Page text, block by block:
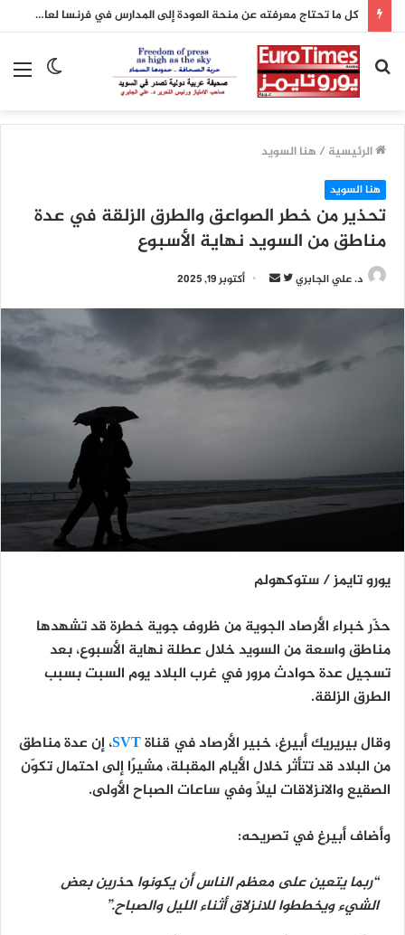
كل ما تحتاج معرفته عن منحة العودة إلى المدارس في فرنسا لعام 2026
الوضع
بحث
عن
الرئيسية / هنا السويد
هنا السويد
تحذير من خطر الصواعق والطرق الزلقة في عدة
مناطق من السويد نهاية الأسبوع
د. علي الجابري
تابعأرسل أكتوبر 19, 2025
يورو تايمز / ستوكهولم
حذّر خبراء الأرصاد الجوية منظروف جوية خطرةقد تشهدها
مناطق واسعة من السويد خلال عطلة نهاية الأسبوع، بعد
تسجيلعدة حوادث مرورفي غرب البلاد يوم السبت بسبب
الطرق الزلقة.
وقالبيريريك أبيرغ، خبير الأرصاد في قناةSVT، إن عدة مناطق
من البلاد قد تتأثر خلال الأيام المقبلة، مشيرًا إلى احتمالتكوّن
الصقيع والانزلاقاتليلًا وفي ساعات الصباح الأولى.
وأضاف أبيرغ في تصريحه:
“ربما يتعين على معظم الناس أن يكونوا حذرين بعض
الشيء ويخططوا للانزلاق أثناء الليل والصباح.”